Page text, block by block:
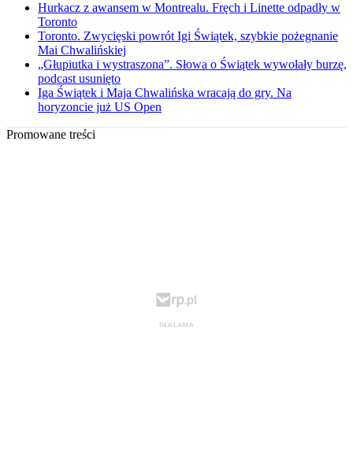
Hurkacz z awansem w Montrealu. Fręch i Linette odpadły w
Toronto
Toronto. Zwycięski powrót Igi Świątek, szybkie pożegnanie
Mai Chwalińskiej
„Głupiutka i wystraszona”. Słowa o Świątek wywołały burzę,
podcast usunięto
Iga Świątek i Maja Chwalińska wracają do gry. Na
horyzoncie już US Open
Promowane treści